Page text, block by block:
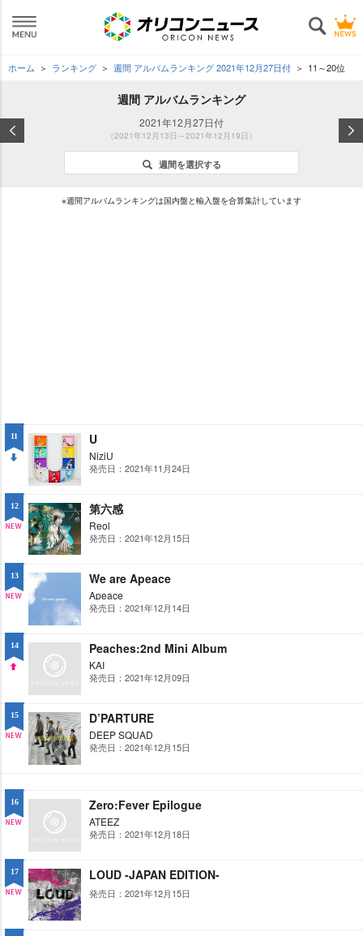
ホーム ランキング 週間 アルバムランキング 2021年12月27日付 11～20位
週間 アルバムランキング
2021年12月27日付
（2021年12月13日～2021年12月19日）
週間を選択する
※週間アルバムランキングは国内盤と輸入盤を合算集計しています
11
WN
U
NiziU
発売日：2021年11月24日
12
W
第六感
Reol
発売日：2021年12月15日
13
W
We are Apeace
Apeace
発売日：2021年12月14日
14 Peaches:2nd Mini Album
KAI
発売日：2021年12月09日
15 D’PARTURE
DEEP SQUAD
発売日：2021年12月15日
16
W
Zero:Fever Epilogue
ATEEZ
発売日：2021年12月18日
17
W
LOUD -JAPAN EDITION-
発売日：2021年12月15日